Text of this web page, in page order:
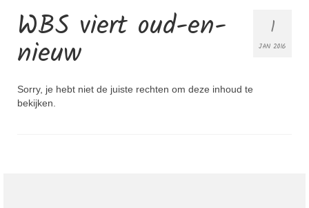
Photography
Contact
1
JAN 2016
WBS viert oud-en-
nieuw
Sorry, je hebt niet de juiste rechten om deze inhoud te
bekijken.